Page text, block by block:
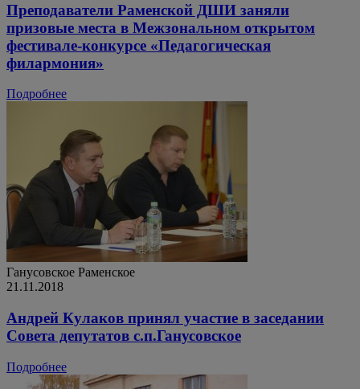
Преподаватели Раменской ДШИ заняли
призовые места в Межзональном открытом
фестивале-конкурсе «Педагогическая
филармония»
Подробнее
Ганусовское Раменское
21.11.2018
Андрей Кулаков принял участие в заседании
Совета депутатов с.п.Ганусовское
Подробнее